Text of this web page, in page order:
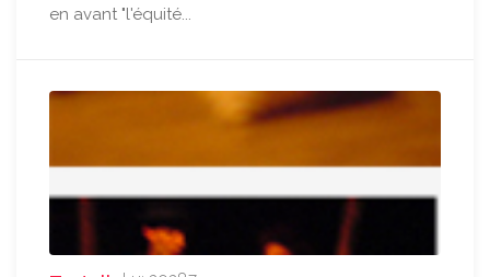
en avant "l'équité...